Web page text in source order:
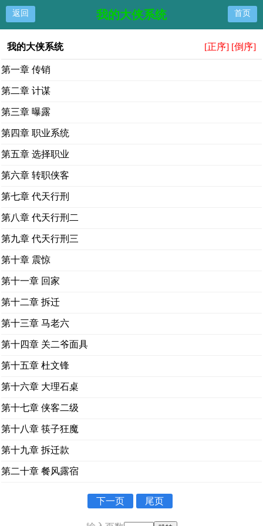
返回 我的大侠系统 首页
我的大侠系统 [正序] [倒序]
第一章 传销
第二章 计谋
第三章 曝露
第四章 职业系统
第五章 选择职业
第六章 转职侠客
第七章 代天行刑
第八章 代天行刑二
第九章 代天行刑三
第十章 震惊
第十一章 回家
第十二章 拆迁
第十三章 马老六
第十四章 关二爷面具
第十五章 杜文锋
第十六章 大理石桌
第十七章 侠客二级
第十八章 筷子狂魔
第十九章 拆迁款
第二十章 餐风露宿
下一页 尾页